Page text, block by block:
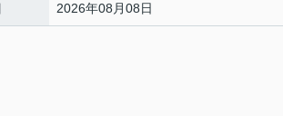
2026年08月08日